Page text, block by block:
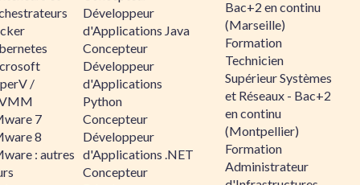
/
7
8
: autres
Développeur
d'Applications Java
Concepteur
Développeur
d'Applications
Python
Concepteur
Développeur
d'Applications .NET
Concepteur
Bac+2 en continu
(Marseille)
Formation
Technicien
Supérieur Systèmes
et Réseaux - Bac+2
en continu
(Montpellier)
Formation
Administrateur